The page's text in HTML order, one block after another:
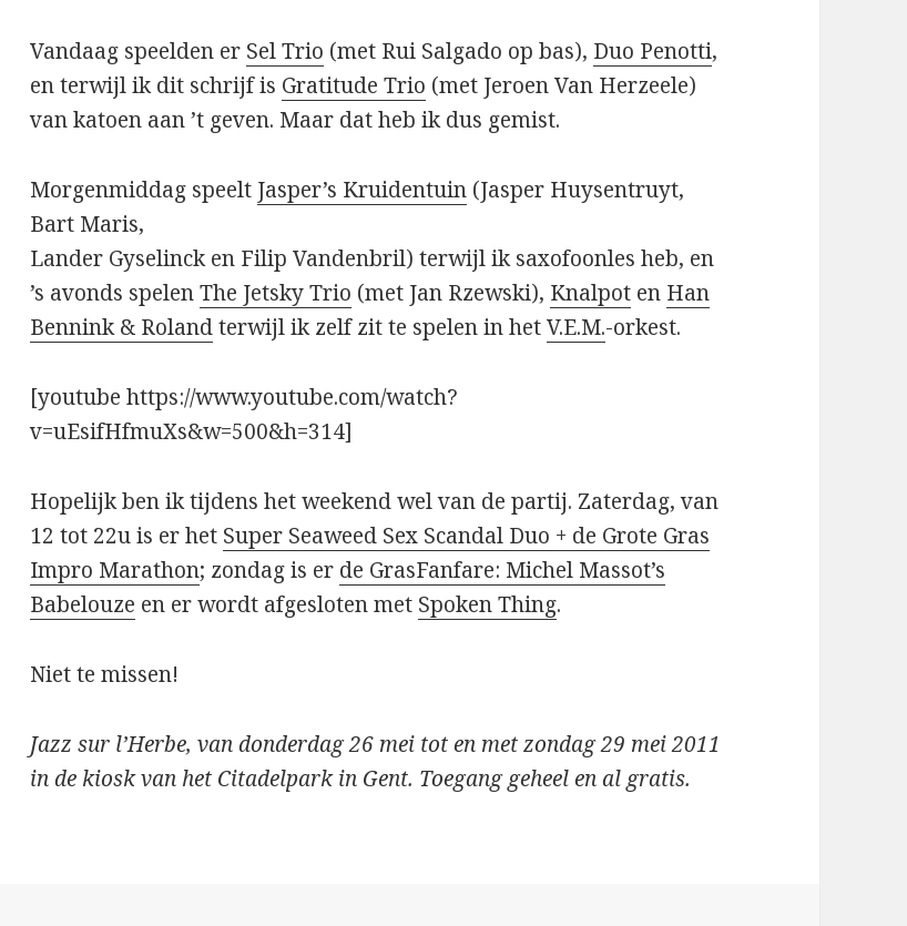
Vandaag speelden er Sel Trio (met Rui Salgado op bas), Duo Penotti,
en terwijl ik dit schrijf is Gratitude Trio (met Jeroen Van Herzeele)
van katoen aan ’t geven. Maar dat heb ik dus gemist.
Morgenmiddag speelt Jasper’s Kruidentuin (Jasper Huysentruyt,
Bart Maris,
Lander Gyselinck en Filip Vandenbril) terwijl ik saxofoonles heb, en
’s avonds spelenThe Jetsky Trio (met Jan Rzewski), Knalpot en Han
Bennink & Rolandterwijl ik zelf zit te spelen in hetV.E.M.-orkest.
[youtube https://www.youtube.com/watch?
v=uEsifHfmuXs&w=500&h=314]
Hopelijk ben ik tijdens het weekend wel van de partij. Zaterdag, van
12 tot 22u is er het Super Seaweed Sex Scandal Duo + de Grote Gras
Impro Marathon; zondag is er de GrasFanfare: Michel Massot’s
Babelouze en er wordt afgesloten met Spoken Thing.
Niet te missen!
Jazz sur l’Herbe, van donderdag 26 mei tot en met zondag 29 mei 2011
in de kiosk van het Citadelpark in Gent. Toegang geheel en al gratis.